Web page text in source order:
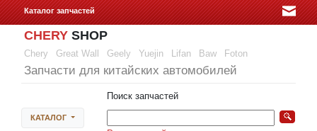
Каталог запчастей
CHERY SHOP
Chery Great Wall Geely Yuejin Lifan Baw Foton
Запчасти для китайских автомобилей
КАТАЛОГ
Поиск запчастей